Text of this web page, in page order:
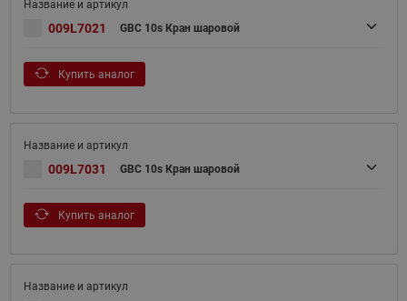
009L7021 GBC 10s Кран шаровой
Купить аналог
009L7031 GBC 10s Кран шаровой
Купить аналог